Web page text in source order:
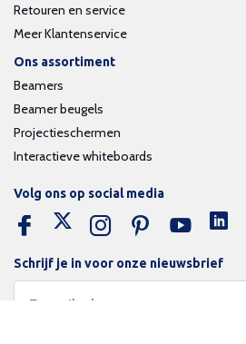
Retouren en service
Meer Klantenservice
Ons assortiment
Beamers
Beamer beugels
Projectieschermen
Interactieve whiteboards
Schrijf je in voor onze nieuwsbrief
Volg ons op social media